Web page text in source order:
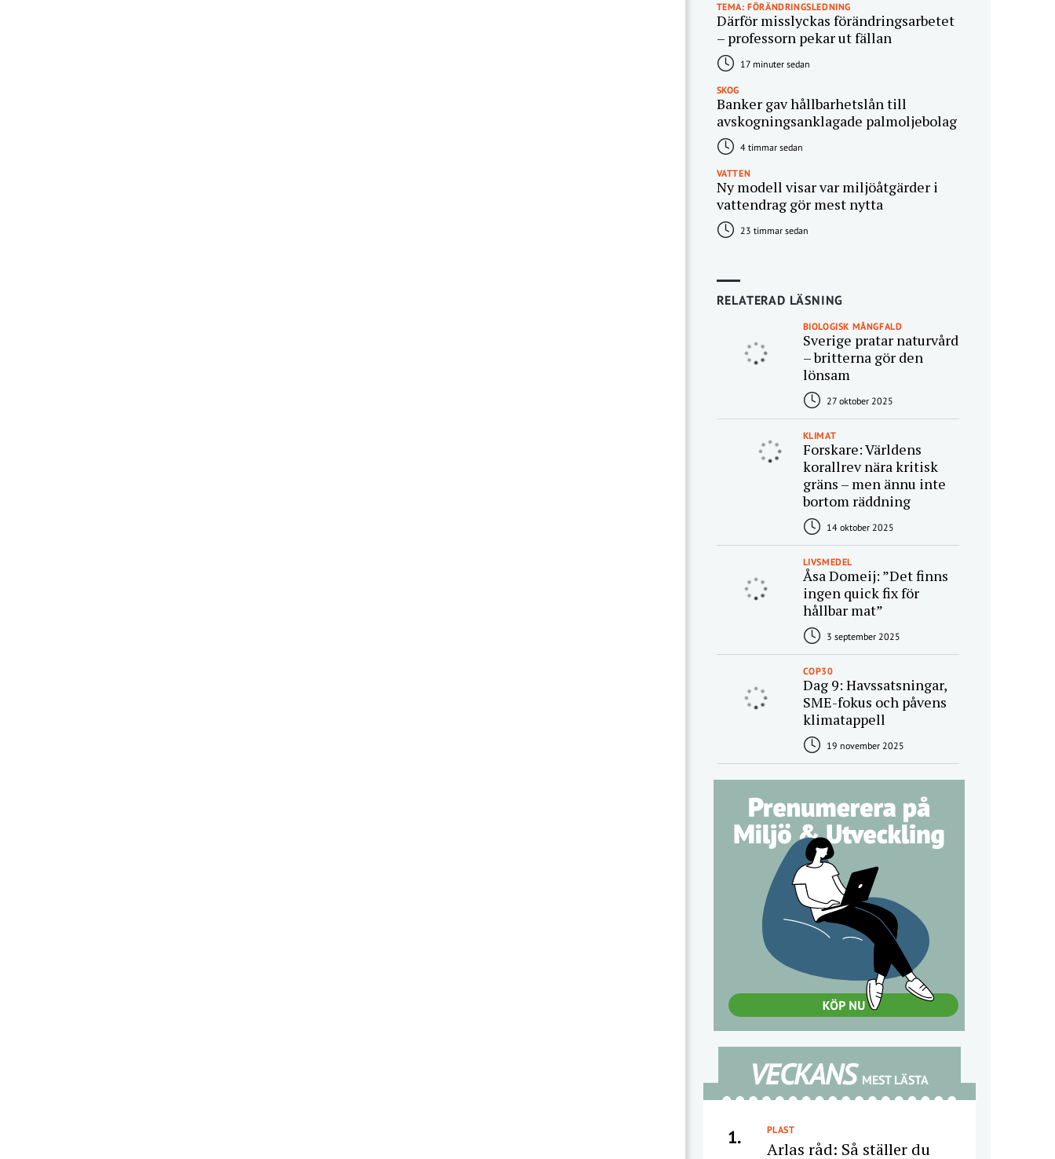
TEMA: FÖRÄNDRINGSLEDNING
Därför misslyckas förändringsarbetet
– professorn pekar ut fällan
17 minuter sedan
SKOG
Banker gav hållbarhetslån till
avskogningsanklagade palmoljebolag
4 timmar sedan
VATTEN
Ny modell visar var miljöåtgärder i
vattendrag gör mest nytta
23 timmar sedan
RELATERAD LÄSNING
BIOLOGISK MÅNGFALD
Sverige pratar naturvård
– britterna gör den
lönsam
27 oktober 2025
KLIMAT
Forskare: Världens
korallrev nära kritisk
gräns – men ännu inte
bortom räddning
14 oktober 2025
LIVSMEDEL
Åsa Domeij: ”Det finns
ingen quick fix för
hållbar mat”
3 september 2025
COP30
Dag 9: Havssatsningar,
SME-fokus och påvens
klimatappell
19 november 2025
VECKANS MEST LÄSTA
1. PLAST
Arlas råd: Så ställer du